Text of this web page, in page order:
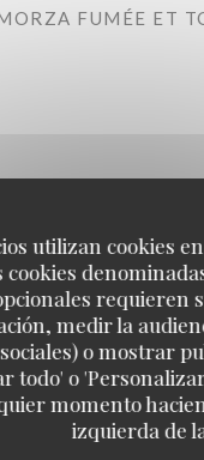
utilizan cookies
cookies
requieren
medir la
o mostrar
todo' o
momento
izquierda de
FUMÉE ET
toutes préparées dans
ALL'ITALIANA